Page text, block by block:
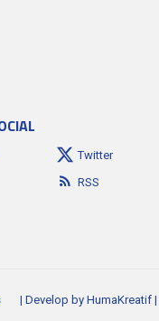
Twitter
RSS
| Develop byHumaKreatif |